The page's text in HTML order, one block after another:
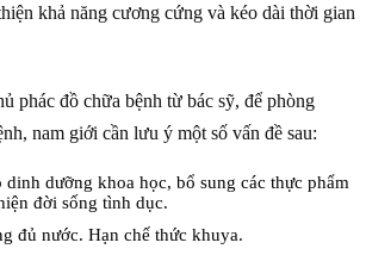
khả năng cương cứng và kéo dài thời gian
phác đồ chữa bệnh từ bác sỹ, để phòng
nam giới cần lưu ý một số vấn đề sau:
dinh dưỡng khoa học, bổ sung các thực phẩm
đời sống tình dục.
đủ nước. Hạn chế thức khuya.